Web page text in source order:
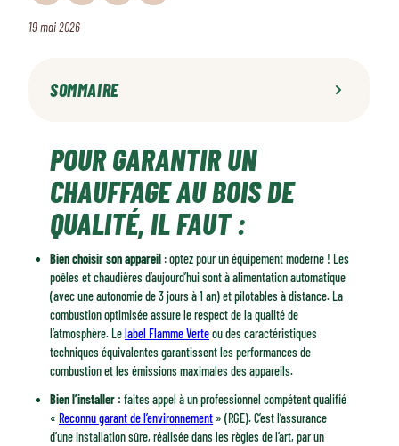
19 mai 2026
SOMMAIRE
POUR GARANTIR UN
CHAUFFAGE AU BOIS DE
QUALITÉ, IL FAUT :
Bien choisir son appareil : optez pour un équipement moderne ! Les
poêles et chaudières d’aujourd’hui sont à alimentation automatique
(avec une autonomie de 3 jours à 1 an) et pilotables à distance. La
combustion optimisée assure le respect de la qualité de
l’atmosphère. Lelabel Flamme Verteou des caractéristiques
techniques équivalentes garantissent les performances de
combustion et les émissions maximales des appareils.
Bien l’installer : faites appel à un professionnel compétent qualifié
« Reconnu garant de l’environnement » (RGE). C’est l’assurance
d’une installation sûre, réalisée dans les règles de l’art, par un